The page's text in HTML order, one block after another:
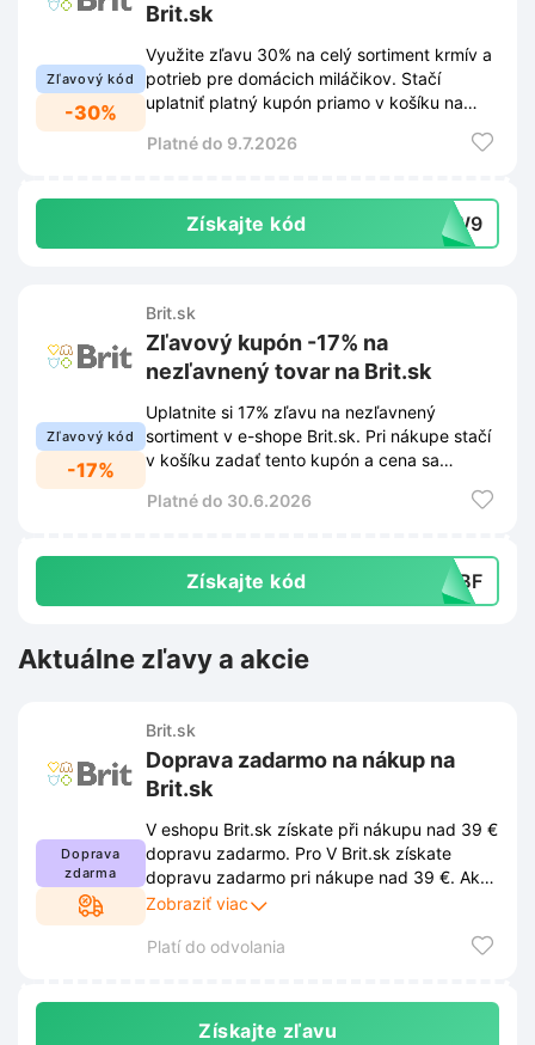
Zľavový kód
-30%
Brit.sk
Využite zľavu 30% na celý sortiment krmív a
potrieb pre domácich miláčikov. Stačí
uplatniť platný kupón priamo v košíku na
Platné do 9.7.2026
Získajte kód 2-W9
Zľavový kód
-17%
Brit.sk
Zľavový kupón -17% na
nezľavnený tovar na Brit.sk
Uplatnite si 17% zľavu na nezľavnený
sortiment v e-shope Brit.sk. Pri nákupe stačí
v košíku zadať tento kupón a cena sa
Platné do 30.6.2026
Získajte kód 69BF
Aktuálne zľavy a akcie
Doprava
zdarma
Brit.sk
Doprava zadarmo na nákup na
Brit.sk
V eshopu Brit.sk získate při nákupu nad 39 €
dopravu zadarmo. Pro V Brit.sk získate
dopravu zadarmo pri nákupe nad 39 €. Ak
chcete využiť zľavu, musíte dodržiavať
podmienky sú uverejnené na webovej
Zobraziť viac
Platí do odvolania
Získajte zľavu